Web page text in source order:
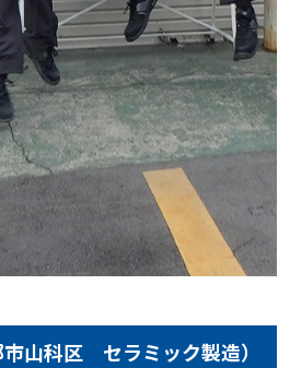
山科区 セラミック製造）